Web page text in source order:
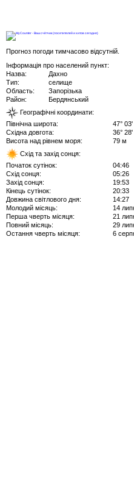
Прогноз погоди тимчасово відсутній.
Інформація про населений пункт:
Назва:
Дахно
Тип:
селище
Область:
Запорізька
Район:
Бердянський
Географічні координати:
Північна широта:
47° 03'
Східна довгота:
36° 28'
Висота над рівнем моря:
79 м
Схід та захід сонця:
Початок сутінок:
04:46
Схід сонця:
05:26
Захід сонця:
19:53
Кінець сутінок:
20:33
Довжина світлового дня:
14:27
Молодий місяць:
14
Перша чверть місяця:
21
Повний місяць:
29
Остання чверть місяця:
6